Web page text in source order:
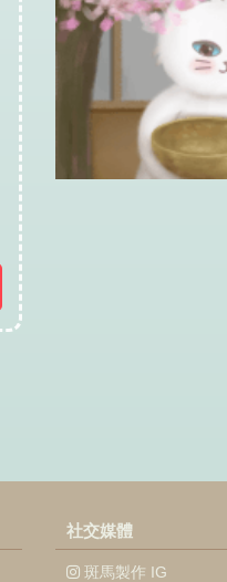
社交媒體
斑馬製作 IG